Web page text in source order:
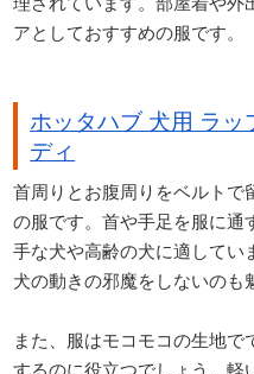
アとしておすすめの服です。
ホッタハブ 犬用 ラッ
ディ
首周りとお腹周りをベルトで
の服です。首や手足を服に通
手な犬や高齢の犬に適してい
犬の動きの邪魔をしないのも
また、服はモコモコの生地
するのに役立つでしょう。軽